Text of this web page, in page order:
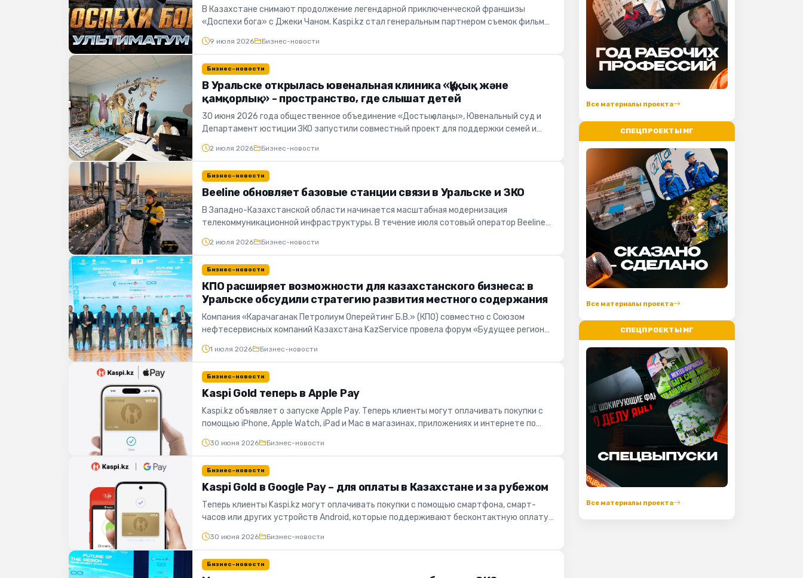
В Казахстане снимают продолжение легендарной приключенческой франшизы
«Доспехи бога» с Джеки Чаном. Kaspi.kz стал генеральным партнером съемок фильма
9 июля 2026 Бизнес-новости
Бизнес-новости
В Уральске открылась ювенальная клиника «Құқық және
қамқорлық» - пространство, где слышат детей
30 июня 2026 года общественное объединение «Достық алаңы», Ювенальный суд и
Департамент юстиции ЗКО запустили совместный проект для поддержки семей и
2 июля 2026 Бизнес-новости
Бизнес-новости
Beeline обновляет базовые станции связи в Уральске и ЗКО
В Западно-Казахстанской области начинается масштабная модернизация
телекоммуникационной инфраструктуры. В течение июля сотовый оператор Beeline
2 июля 2026 Бизнес-новости
Бизнес-новости
КПО расширяет возможности для казахстанского бизнеса: в
Уральске обсудили стратегию развития местного содержания
Компания «Карачаганак Петролиум Оперейтинг Б.В.» (КПО) совместно с Союзом
нефтесервисных компаний Казахстана KazService провела форум «Будущее региона:
1 июля 2026 Бизнес-новости
Бизнес-новости
Kaspi Gold теперь в Apple Pay
Kaspi.kz объявляет о запуске Apple Pay. Теперь клиенты могут оплачивать покупки с
помощью iPhone, Apple Watch, iPad и Mac в магазинах, приложениях и интернете по
30 июня 2026 Бизнес-новости
Бизнес-новости
Kaspi Gold в Google Pay – для оплаты в Казахстане и за рубежом
Теперь клиенты Kaspi.kz могут оплачивать покупки с помощью смартфона, смарт-
часов или других устройств Android, которые поддерживают бесконтактную оплату
30 июня 2026 Бизнес-новости
Бизнес-новости
Все материалы проекта
СПЕЦПРОЕКТЫ МГ
Все материалы проекта
СПЕЦПРОЕКТЫ МГ
Все материалы проекта